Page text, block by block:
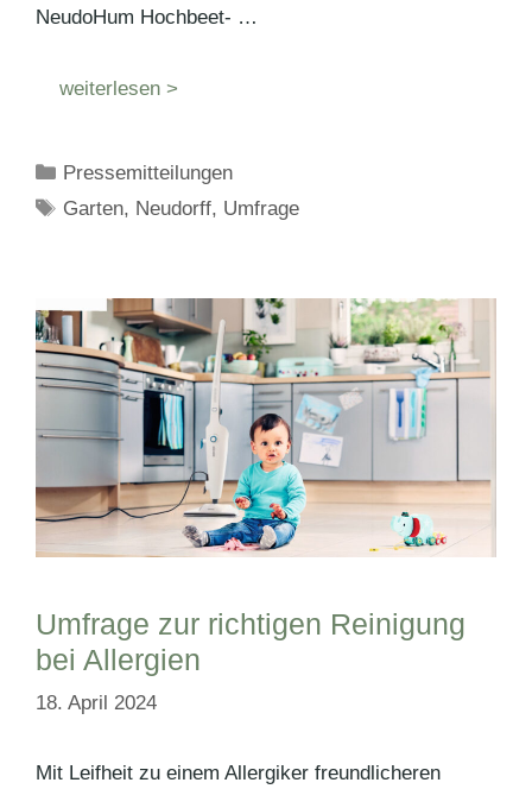
NeudoHum Hochbeet- …
weiterlesen >
Kategorien
Pressemitteilungen
Schlagwörter
Garten, Neudorff, Umfrage
Umfrage zur richtigen Reinigung
bei Allergien
18. April 2024
Mit Leifheit zu einem Allergiker freundlicheren